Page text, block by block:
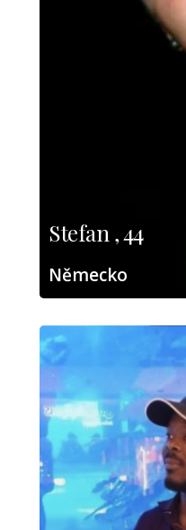
Stefan , 44
Německo